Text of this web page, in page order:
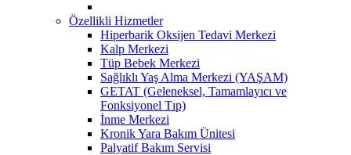
Özellikli Hizmetler
Hiperbarik Oksijen Tedavi Merkezi
Kalp Merkezi
Tüp Bebek Merkezi
Sağlıklı Yaş Alma Merkezi (YAŞAM)
GETAT (Geleneksel, Tamamlayıcı ve
Fonksiyonel Tıp)
İnme Merkezi
Kronik Yara Bakım Ünitesi
Palyatif Bakım Servisi